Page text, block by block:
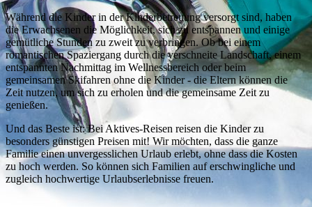
Während die Kinder in der Kinderbetreuung versorgt sind, haben
die Erwachsenen die Möglichkeit, sich zu entspannen und einige
gemütliche Stunden zu zweit zu verbringen. Ob bei einem
romantischen Spaziergang durch die verschneite Landschaft, einem
entspannten Nachmittag im Wellnessbereich oder beim
gemeinsamen Skifahren ohne die Kinder - die Eltern können die
Zeit nutzen, um sich zu erholen und die gemeinsame Zeit zu
genießen.
Und das Beste ist: Bei Aktives-Reisen reisen die Kinder zu
besonders günstigen Preisen mit! Wir möchten, dass die ganze
Familie einen unvergesslichen Urlaub erlebt, ohne dass die Kosten
zu hoch werden. So können sich Familien auf erschwingliche und
zugleich hochwertige Urlaubserlebnisse freuen.